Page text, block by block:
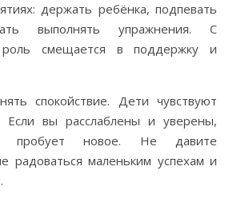
держать ребёнка, подпевать
выполнять упражнения. С
смещается в поддержку и
спокойствие. Дети чувствуют
Если вы расслаблены и уверены,
пробует новое. Не давите
радоваться маленьким успехам и